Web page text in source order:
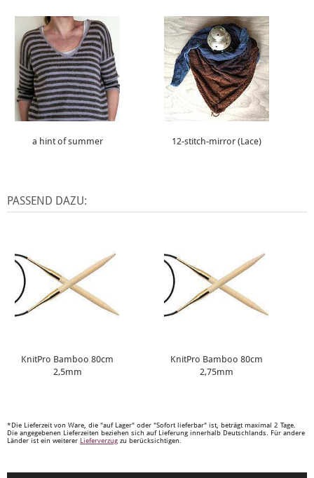
a hint of summer 12-stitch-mirror (Lace)
PASSEND DAZU:
KnitPro Bamboo 80cm
2,5mm
KnitPro Bamboo 80cm
2,75mm
*Die Lieferzeit von Ware, die "auf Lager" oder "Sofort lieferbar" ist, beträgt maximal 2 Tage.
Die angegebenen Lieferzeiten beziehen sich auf Lieferung innerhalb Deutschlands. Für andere
Länder ist ein weiterer Lieferverzug zu berücksichtigen.